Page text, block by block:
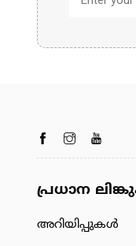
പ്രധാന
അറിയിപ്പുകള്‍